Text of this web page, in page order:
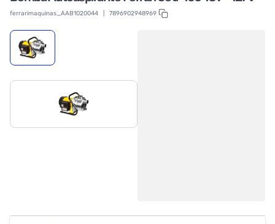
ferrarimaquinas_AAB1020044 7896902948969